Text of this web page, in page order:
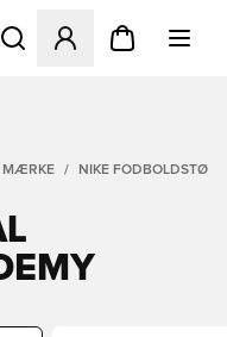
en Modal til at
NIKE